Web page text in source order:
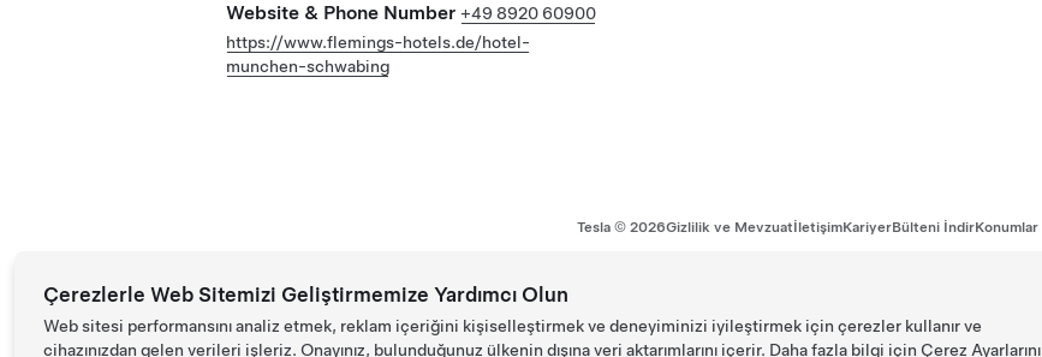
Website & Phone Number +49 8920 60900
https://www.flemings-hotels.de/hotel-
munchen-schwabing
Tesla © 2026Gizlilik ve MevzuatİletişimKariyerBülteni İndirKonumlar
Çerezlerle Web Sitemizi Geliştirmemize Yardımcı Olun
Web sitesi performansını analiz etmek, reklam içeriğini kişiselleştirmek ve deneyiminizi iyileştirmek için çerezler kullanır ve
cihazınızdan gelen verileri işleriz. Onayınız, bulunduğunuz ülkenin dışına veri aktarımlarını içerir. Daha fazla bilgi için Çerez Ayarlarını